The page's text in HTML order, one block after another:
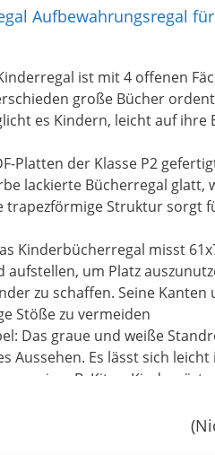
Aufbewahrungsregal
ist mit 4 offenen
große Bücher
es Kindern, leicht auf ihre
Platten der Klasse P2
lackierte Bücherregal glatt,
trapezförmige Struktur sorgt
Kinderbücherregal misst
aufstellen, um Platz
zu schaffen. Seine Kanten
Stöße zu vermeiden
Das graue und weiße
Aussehen. Es lässt sich
wie z. B. Kitas,
an der Rückwand
Ihre Kinder. Mithilfe der